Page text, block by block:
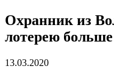
Охранник из
лотерею
13.03.2020